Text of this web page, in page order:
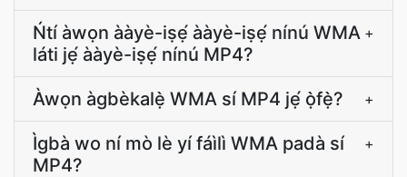
Ńtí àwọn ààyè-iṣẹ́ ààyè-iṣẹ́ nínú WMA
láti jẹ́ ààyè-iṣẹ́ nínú MP4?
+
Àwọn àgbèkalẹ̀ WMA sí MP4 jẹ́ ọ̀fẹ̀? +
Ìgbà wo ní mò lè yí fáìlì WMA padà sí
MP4?
+